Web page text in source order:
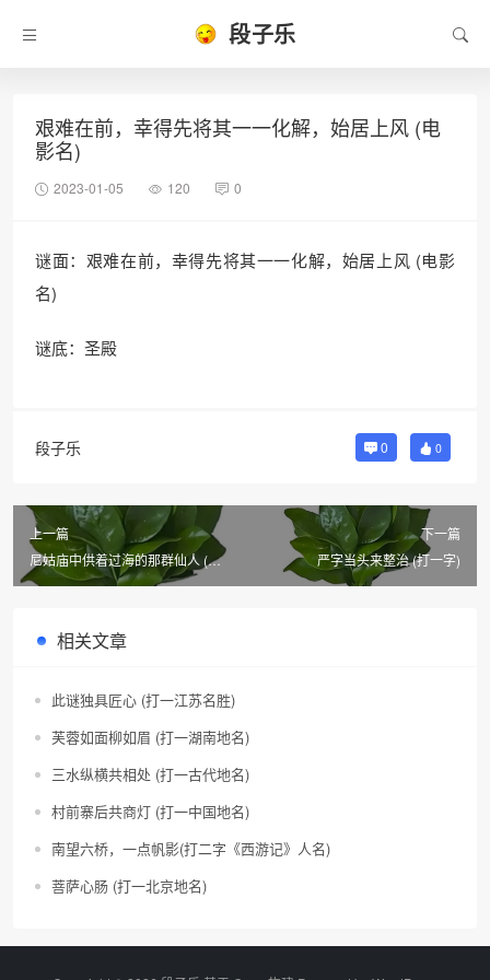
段子乐
艰难在前，幸得先将其一一化解，始居上风 (电
影名)
2023-01-05 120 0
谜面：艰难在前，幸得先将其一一化解，始居上风 (电影
名)
谜底：圣殿
段子乐 0 0
上一篇
尼姑庙中供着过海的那群仙人 (街
机游戏人物)
下一篇
严字当头来整治 (打一字)
相关文章
此谜独具匠心 (打一江苏名胜)
芙蓉如面柳如眉 (打一湖南地名)
三水纵横共相处 (打一古代地名)
村前寨后共商灯 (打一中国地名)
南望六桥，一点帆影(打二字《西游记》人名)
菩萨心肠 (打一北京地名)